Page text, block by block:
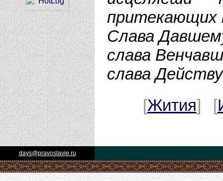
притекающих
Слава
слава
слава
[Жития] [
days@pravoslavie.ru